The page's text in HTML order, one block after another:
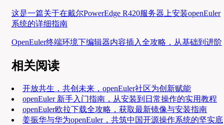
这是一篇关于在戴尔PowerEdge R420服务器上安装openEuler
系统的详细指南
OpenEuler终端环境下编辑器内容插入全攻略，从基础到进阶
相关阅读
开放共生，共创未来，openEuler社区为创新赋能
openEuler 新手入门指南，从安装到日常操作的实用教程
openEuler欧拉下载全攻略，获取最新镜像与安装指南
姜振华与华为openEuler，共筑中国开源操作系统的坚实底